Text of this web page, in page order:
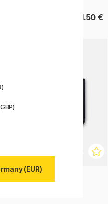
21.50 €
(EUR)